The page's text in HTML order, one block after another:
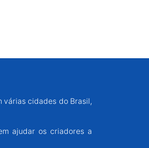
várias cidades do Brasil,
ajudar os criadores a